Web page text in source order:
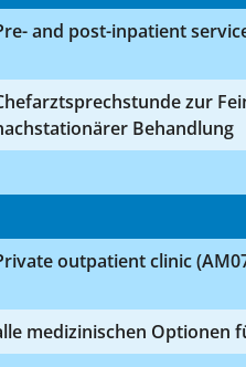
and post-inpatient
zur
Behandlung
outpatient clinic
medizinischen Optionen